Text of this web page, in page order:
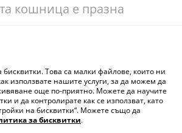
кошница е празна
бисквитки. Това са малки файлове, които ни
използвате нашите услуги, за да можем да
още по-приятно. Можете да научите
и да контролирате как се използват, като
на бисквитки“. Можете също да
за бисквитки.